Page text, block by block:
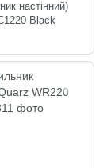
настінний)
Black